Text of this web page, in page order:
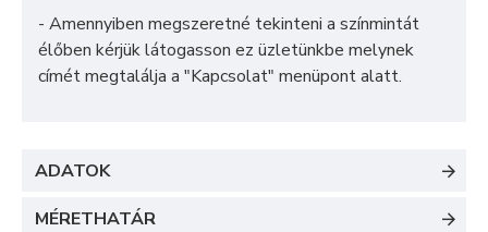
- Amennyiben megszeretné tekinteni a színmintát
élőben kérjük látogasson ez üzletünkbe melynek
címét megtalálja a "Kapcsolat" menüpont alatt.
ADATOK
MÉRETHATÁR